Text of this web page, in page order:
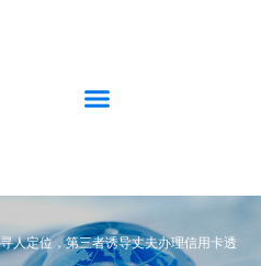
人定位，第三者诱导丈夫办理信用卡透